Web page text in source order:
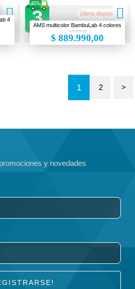
4
Último disponible!
AMS multicolor BambuLab 4 colores
$ 889.990,00
1 2 >
y novedades